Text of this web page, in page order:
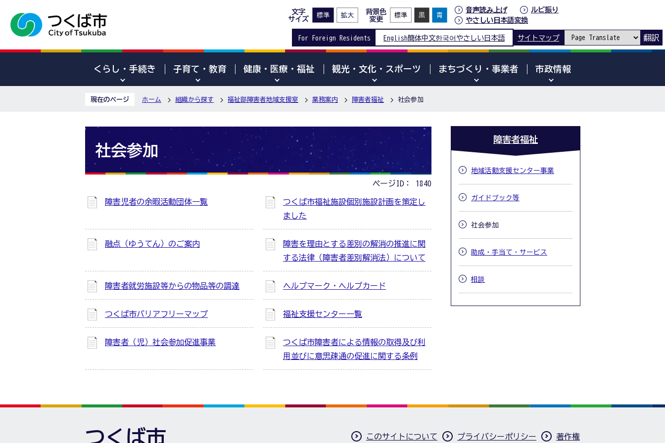
文字
サイズ
背景色
変更
音声読み上げ
ルビ振り
やさしい日本語変換
For Foreign Residents English簡体中文한국어 やさしい日本語 サイトマップ 翻訳
くらし・手続き 子育て・教育 健康・医療・福祉 観光・文化・スポーツ まちづくり・事業者 市政情報
現在のページ ホーム 組織から探す 福祉部障害者地域支援室 業務案内 障害者福祉 社会参加
社会参加
ページID： 1840
障害児者の余暇活動団体一覧
つくば市福祉施設個別施設計画を策定し
ました
融点（ゆうてん）のご案内
障害を理由とする差別の解消の推進に関
する法律（障害者差別解消法）について
障害者就労施設等からの物品等の調達 ヘルプマーク・ヘルプカード
つくば市バリアフリーマップ 福祉支援センター一覧
障害者（児）社会参加促進事業
つくば市障害者による情報の取得及び利
用並びに意思疎通の促進に関する条例
障害者福祉
地域活動支援センター事業
ガイドブック等
社会参加
助成・手当て・サービス
相談
つくば市 このサイトについて プライバシーポリシー 著作権